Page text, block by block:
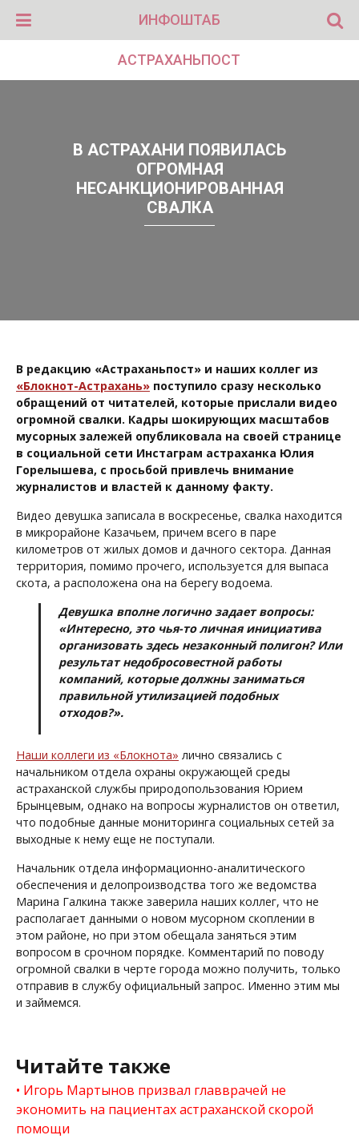
ИНФОШТАБ
АСТРАХАНЬПОСТ
В АСТРАХАНИ ПОЯВИЛАСЬ
ОГРОМНАЯ
НЕСАНКЦИОНИРОВАННАЯ
СВАЛКА
В редакцию «Астраханьпост» и наших коллег из
«Блокнот-Астрахань» поступило сразу несколько
обращений от читателей, которые прислали видео
огромной свалки. Кадры шокирующих масштабов
мусорных залежей опубликовала на своей странице
в социальной сети Инстаграм астраханка Юлия
Горелышева, с просьбой привлечь внимание
журналистов и властей к данному факту.
Видео девушка записала в воскресенье, свалка находится
в микрорайоне Казачьем, причем всего в паре
километров от жилых домов и дачного сектора. Данная
территория, помимо прочего, используется для выпаса
скота, а расположена она на берегу водоема.
Девушка вполне логично задает вопросы:
«Интересно, это чья-то личная инициатива
организовать здесь незаконный полигон? Или
результат недобросовестной работы
компаний, которые должны заниматься
правильной утилизацией подобных
отходов?».
Наши коллеги из «Блокнота» лично связались с
начальником отдела охраны окружающей среды
астраханской службы природопользования Юрием
Брынцевым, однако на вопросы журналистов он ответил,
что подобные данные мониторинга социальных сетей за
выходные к нему еще не поступали.
Начальник отдела информационно-аналитического
обеспечения и делопроизводства того же ведомства
Марина Галкина также заверила наших коллег, что не
располагает данными о новом мусорном скоплении в
этом районе, но при этом обещала заняться этим
вопросом в срочном порядке. Комментарий по поводу
огромной свалки в черте города можно получить, только
отправив в службу официальный запрос. Именно этим мы
и займемся.
Читайте также
Игорь Мартынов призвал главврачей не
экономить на пациентах астраханской скорой
помощи